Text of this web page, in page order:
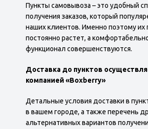
Пункты самовывоза – это удобный
получения заказов, который
наших клиентов. Именно поэтому их
постоянно растет, а
функционал совершенствуются.
Доставка до пунктов
компанией «Boxberry»
Детальные условия доставки в
в вашем городе, а также перечень
альтернативных вариантов